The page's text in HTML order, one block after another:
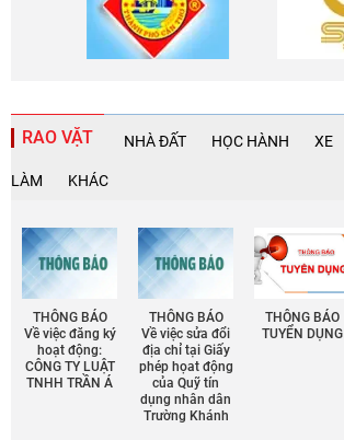
RAO VẶT NHÀ ĐẤT HỌC HÀNH XE
LÀM KHÁC
THÔNG BÁO
Về việc đăng ký
hoạt động:
CÔNG TY LUẬT
TNHH TRẦN Á
THÔNG BÁO
Về việc sửa đổi
địa chỉ tại Giấy
phép họat động
của Quỹ tín
dụng nhân dân
Trường Khánh
THÔNG BÁO
TUYỂN DỤNG